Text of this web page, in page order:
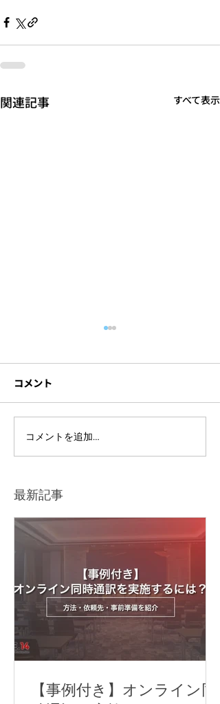
関連記事 すべて表示
ライブ配信イベントを開
催するには？準備の流れ
解説
コメント
コメントを追加…
最新記事
【事例付き】オンライン同